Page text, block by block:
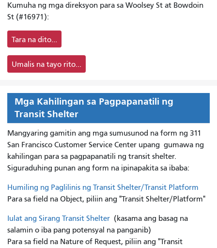
Kumuha ng mga direksyon para sa Woolsey St at Bowdoin
St (#16971):
Tara na dito...
Umalis na tayo rito...
Mga Kahilingan sa Pagpapanatili ng
Transit Shelter
Mangyaring gamitin ang mga sumusunod na form ng 311
San Francisco Customer Service Center upang gumawa ng
kahilingan para sa pagpapanatili ng transit shelter.
Siguraduhing punan ang form na ipinapakita sa ibaba:
Humiling ng Paglilinis ng Transit Shelter/Transit Platform
Para sa field na Object, piliin ang "Transit Shelter/Platform"
Iulat ang Sirang Transit Shelter (kasama ang basag na
salamin o iba pang potensyal na panganib)
Para sa field na Nature of Request, piliin ang "Transit